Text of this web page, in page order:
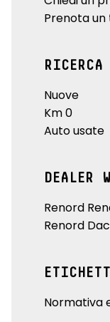
Prenota
RICERCA
Nuove
Km 0
Auto usate
DEALER
Renord
Renord
Normativa